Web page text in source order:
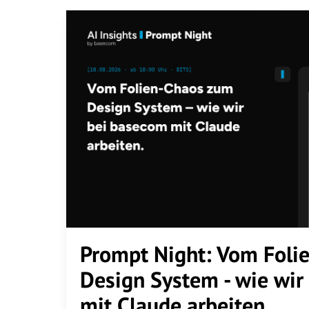
Prompt Night: Vom
Design System - wie
Unternehmen
Telefonnummer
Ich möchte von der
willige ein, dass meine
Diese Einwilligung kann
Datenschutzerklärung